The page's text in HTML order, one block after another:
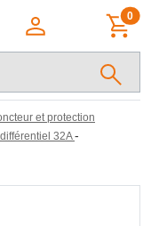
0
et protection
32A -